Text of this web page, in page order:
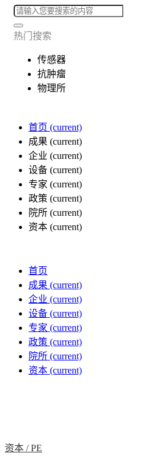
热门搜索
传感器
抗肿瘤
物理所
首页 (current)
成果 (current)
企业 (current)
设备 (current)
专家 (current)
政策 (current)
院所 (current)
资本 (current)
首页
成果 (current)
企业 (current)
设备 (current)
专家 (current)
政策 (current)
院所 (current)
资本 (current)
资本 /PE